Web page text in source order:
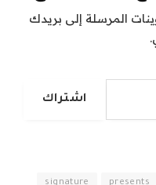
المرسلة إلى بريدك
اشتراك
presents
signature